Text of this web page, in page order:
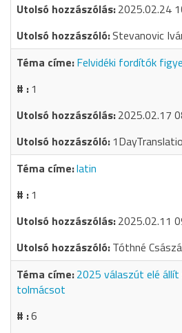
2025.02.24
Stevanovic
Felvidéki fordítók
1
2025.02.17
latin
1
2025.02.11
Tóthné
2025 válaszút elé
tolmácsot
6